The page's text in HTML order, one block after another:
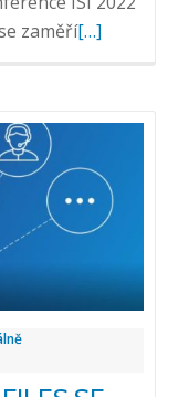
zaměříPřečtěte
konference
ISI
2022:
správa
informací
[…]